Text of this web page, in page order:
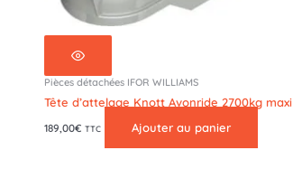
Pièces détachées IFOR WILLIAMS
Tête d’attelage Knott Avonride 2700kg maxi
189,00€ TTC Ajouter au panier